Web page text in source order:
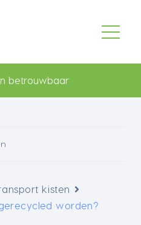
betrouwbaar
kisten
worden?